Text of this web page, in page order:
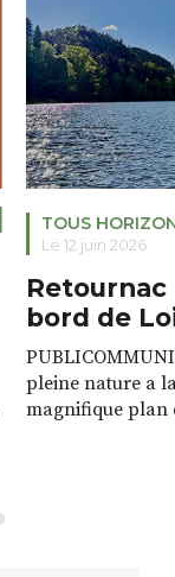
TOUS
Le 12 juin 2026
Retournac
bord de
pleine nature a
magnifique plan